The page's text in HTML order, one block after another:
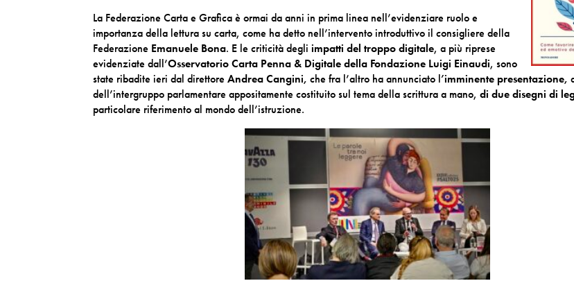
La Federazione Carta e Grafica è ormai da anni in prima linea nell’evidenziare ruolo e
importanza della lettura su carta, come ha detto nell’intervento introduttivo il consigliere della
Federazione Emanuele Bona. E le criticità degliimpatti del troppo digitale, a più riprese
evidenziate dall’Osservatorio Carta Penna & Digitale della Fondazione Luigi Einaudi, sono
state ribadite ieri dal direttoreAndrea Cangini, che fra l’altro ha annunciato l’imminente presentazione,
dell’intergruppo parlamentare appositamente costituito sul tema della scrittura a mano, di due disegni di
particolare riferimento al mondo dell’istruzione.